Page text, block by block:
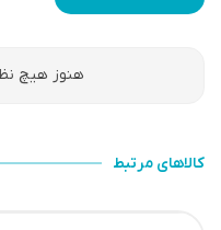
هنوز هیچ
کالاهای مرتبط